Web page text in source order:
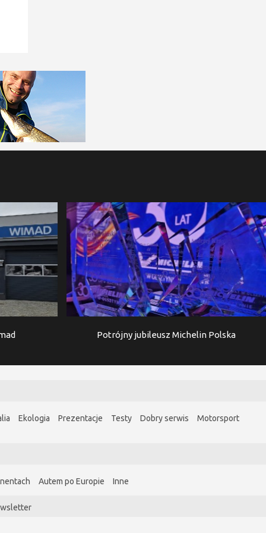
Potrójny jubileusz Michelin Polska
Ekologia Prezentacje Testy Dobry serwis
Motorsport
Autem po Europie Inne